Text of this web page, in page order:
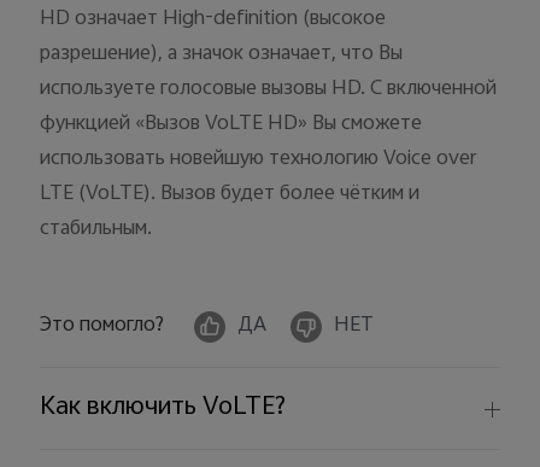
Россия | Выберите страну/регион
HD означает High-definition (высокое
разрешение), а значок означает, что Вы
используете голосовые вызовы HD. С включенной
функцией «Вызов VoLTE HD» Вы сможете
использовать новейшую технологию Voice over
LTE (VoLTE). Вызов будет более чётким и
стабильным.
Это помогло? ДА НЕТ
Как включить VoLTE?